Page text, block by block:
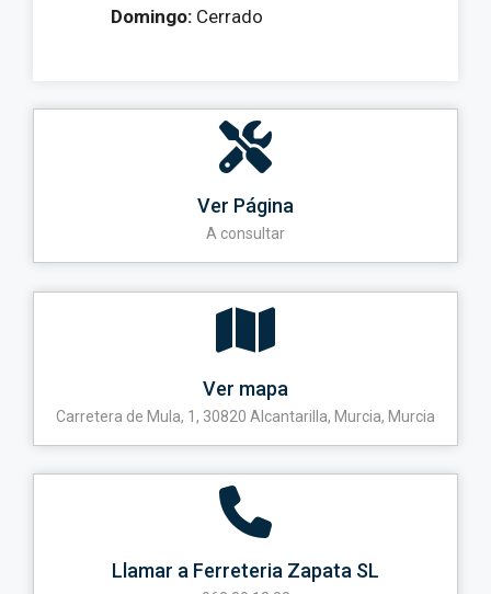
Domingo: Cerrado
Ver Página
A consultar
Ver mapa
Carretera de Mula, 1, 30820 Alcantarilla, Murcia, Murcia
Llamar a Ferreteria Zapata SL